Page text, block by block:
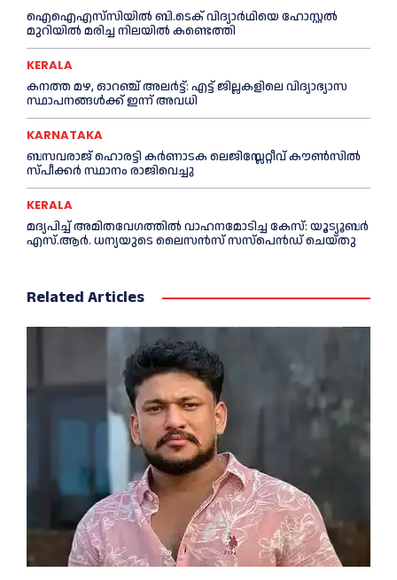
ഐഐഎസ്‌സിയിൽ ബി.ടെക് വിദ്യാർഥിയെ ഹോസ്റ്റൽ
മുറിയിൽ മരിച്ച നിലയിൽ കണ്ടെത്തി
KERALA
ക​ന​ത്ത മ​ഴ, ഓറഞ്ച് അലർട്ട്: എ​ട്ട് ജി​ല്ല​ക​ളി​ലെ വി​ദ്യാ​ഭ്യാ​സ
സ്ഥാ​പ​ന​ങ്ങ​ൾ​ക്ക് ഇ​ന്ന് അ​വ​ധി
KARNATAKA
ബസവരാജ് ഹൊരട്ടി കർണാടക ലെജിസ്ലേറ്റീവ് കൗൺസിൽ
സ്പീക്കർ സ്ഥാനം രാജിവെച്ചു
KERALA
മദ്യപിച്ച് അമിതവേഗത്തിൽ വാഹനമോടിച്ച കേസ്: യൂട്യൂബർ
എസ്.ആർ. ധന്യയുടെ ലൈസൻസ് സസ്‌പെൻഡ് ചെയ്തു
Related Articles